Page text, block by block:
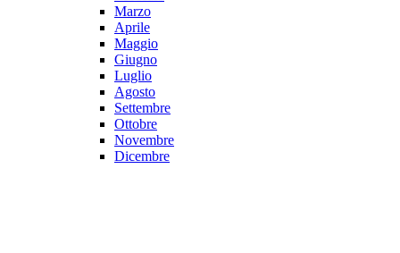
Marzo
Aprile
Maggio
Giugno
Luglio
Agosto
Settembre
Ottobre
Novembre
Dicembre